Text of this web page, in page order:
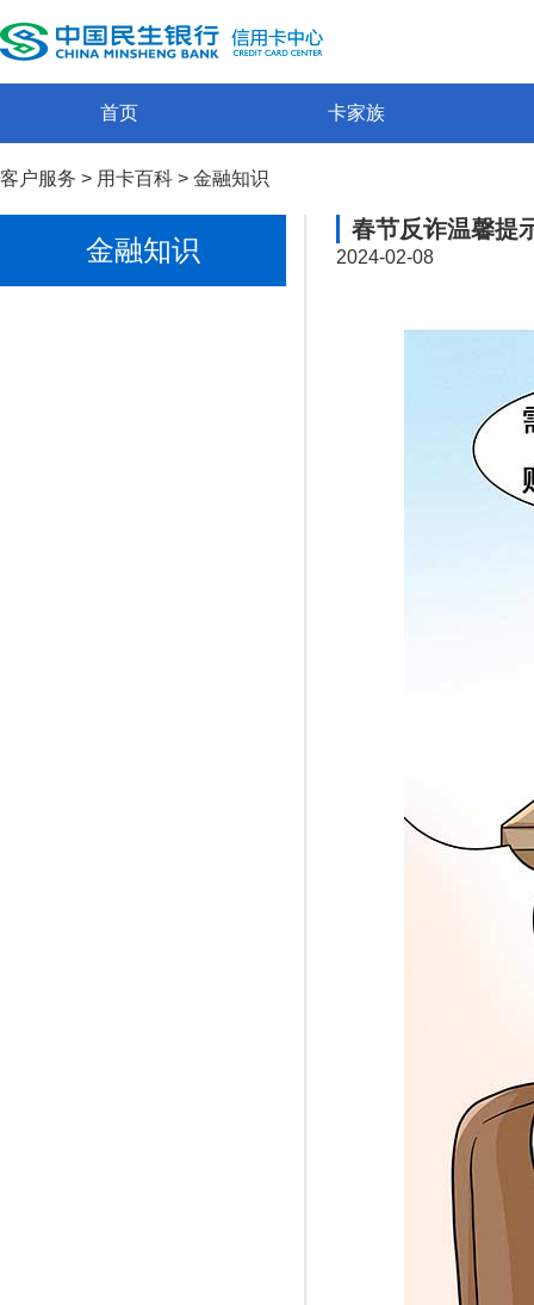
首页 卡家族
客户服务 > 用卡百科 > 金融知识
金融知识
春节反诈温馨提
2024-02-08